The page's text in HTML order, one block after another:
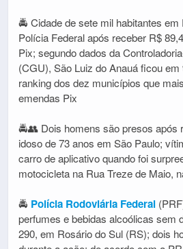
🚔 Cidade de sete mil habitantes
Polícia Federal após receber R$
Pix; segundo dados da
(CGU), São Luiz do Anauá ficou em
ranking dos dez municípios que
emendas Pix
🚔👥 Dois homens são presos após
idoso de 73 anos em São Paulo;
carro de aplicativo quando foi
motocicleta na Rua Treze de Maio,
🚔 Polícia Rodoviária Federal
perfumes e bebidas alcoólicas sem
290, em Rosário do Sul (RS); dois